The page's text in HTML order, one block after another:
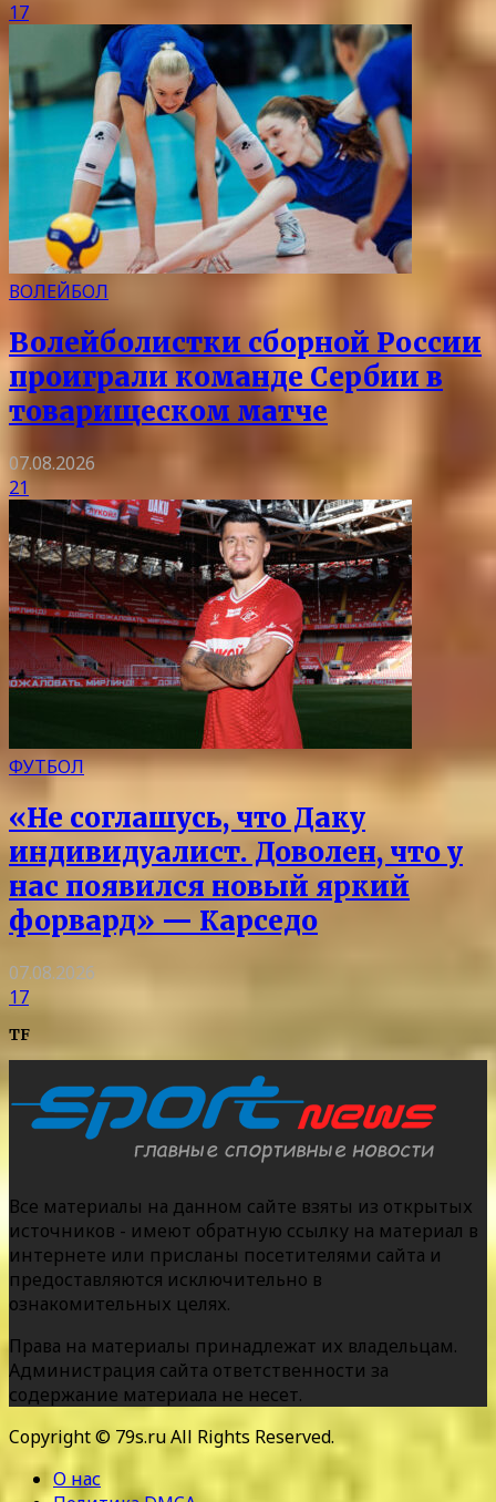
17
ВОЛЕЙБОЛ
Волейболистки сборной России
проиграли команде Сербии в
товарищеском матче
07.08.2026
21
ФУТБОЛ
«Не соглашусь, что Даку
индивидуалист. Доволен, что у
нас появился новый яркий
форвард» — Карседо
07.08.2026
17
TF
Все материалы на данном сайте взяты из открытых
источников - имеют обратную ссылку на материал в
интернете или присланы посетителями сайта и
предоставляются исключительно в
ознакомительных целях.
Права на материалы принадлежат их владельцам.
Администрация сайта ответственности за
содержание материала не несет.
Copyright © 79s.ru All Rights Reserved.
О нас